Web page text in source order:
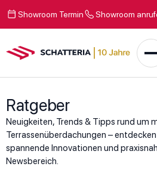
Showroom Termin Showroom
Ratgeber
Neuigkeiten, Trends & Tipps rund um
Terrassenüberdachungen –
spannende Innovationen und
Newsbereich.